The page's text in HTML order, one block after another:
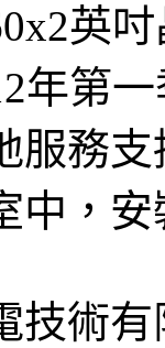
英
年第
服務
中，
技術